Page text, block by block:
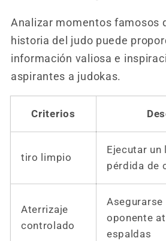
Analizar momentos famosos
historia del judo puede
información valiosa e
aspirantes a judokas.
Criterios
tiro limpio
Ejecutar un
pérdida de
Aterrizaje
controlado
Asegurarse
oponente
espaldas